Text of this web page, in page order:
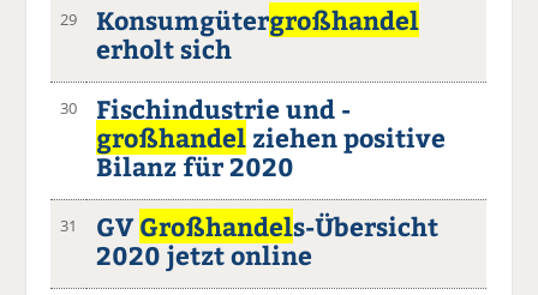
29 Konsumgütergroßhandel
erholt sich
30
Fischindustrie und -
großhandel ziehen positive
Bilanz für 2020
31 GVGroßhandels-Übersicht
2020 jetzt online